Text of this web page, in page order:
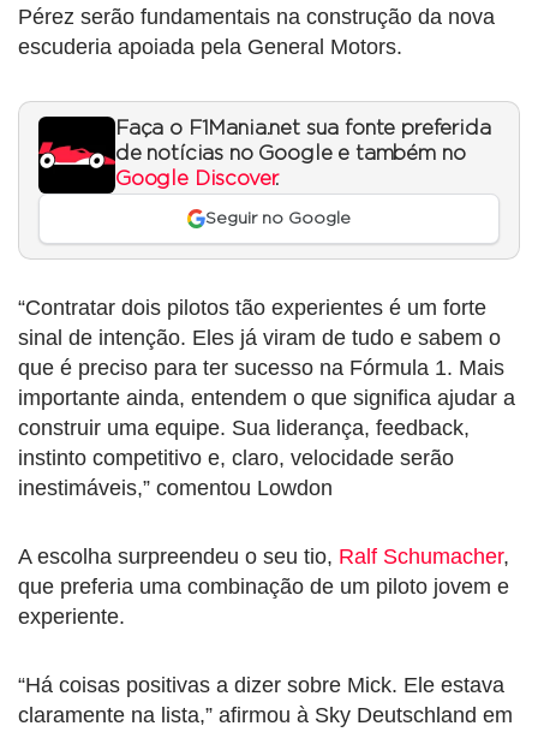
Pérez serão fundamentais na construção da nova
escuderia apoiada pela General Motors.
Faça o F1Mania.net sua fonte preferida
de notícias no Google e também no
Google Discover.
Seguir no Google
“Contratar dois pilotos tão experientes é um forte
sinal de intenção. Eles já viram de tudo e sabem o
que é preciso para ter sucesso na Fórmula 1. Mais
importante ainda, entendem o que significa ajudar a
construir uma equipe. Sua liderança, feedback,
instinto competitivo e, claro, velocidade serão
inestimáveis,” comentou Lowdon
A escolha surpreendeu o seu tio, Ralf Schumacher,
que preferia uma combinação de um piloto jovem e
experiente.
“Há coisas positivas a dizer sobre Mick. Ele estava
claramente na lista,” afirmou à Sky Deutschland em